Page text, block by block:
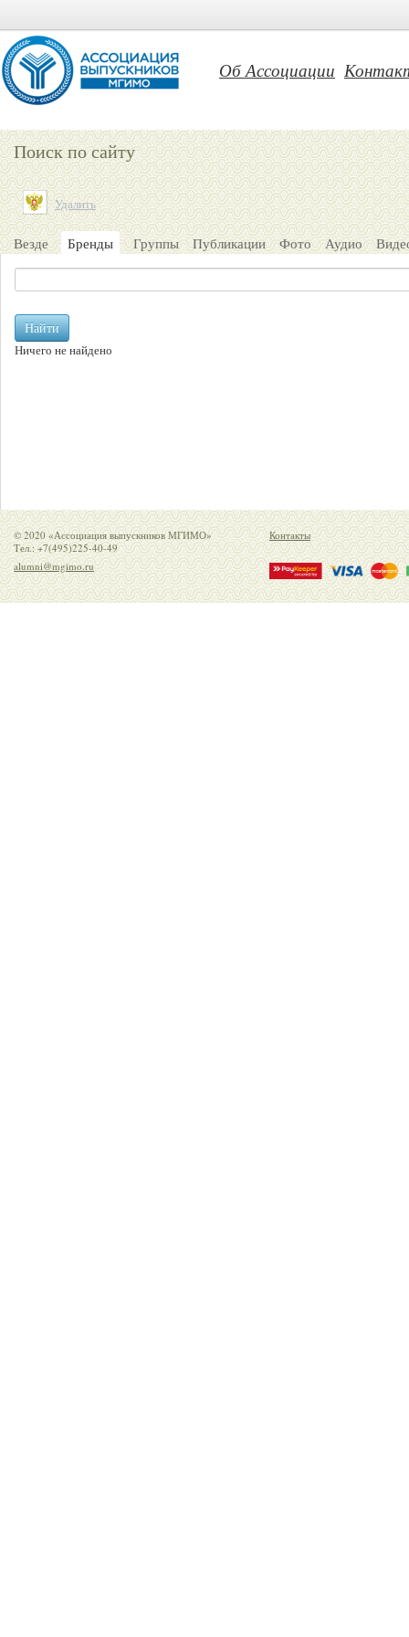
Об Ассоциации
Поиск по сайту
Удалить
Везде Бренды Группы Публикации Фото Аудио
Найти
Ничего не найдено
© 2020 «Ассоциация выпускников МГИМО»
Тел.: +7(495)225-40-49
alumni@mgimo.ru
Контакты